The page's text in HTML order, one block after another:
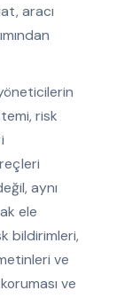
aracı
risk
aynı
ele
bildirimleri,
ve
ve